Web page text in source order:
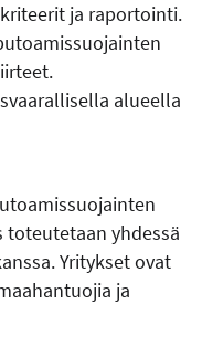
ja raportointi.
alueella
yhdessä
Yritykset ovat
ja